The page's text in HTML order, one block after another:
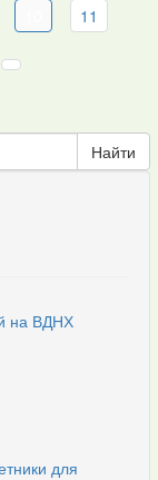
11
на ВДНХ
для